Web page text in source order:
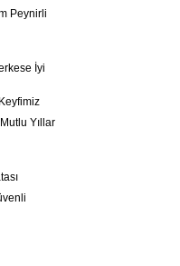
Peynirli
İyi
Yıllar